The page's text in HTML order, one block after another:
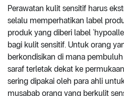
Perawatan kulit sensitif harus
selalu memperhatikan label
produk yang diberi label
bagi kulit sensitif. Untuk orang
berkondisikan di mana
saraf terletak dekat ke
sering dipakai oleh para ahli
musabab orang yang berkulit